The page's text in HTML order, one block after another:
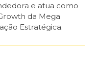
e atua como
da Mega
Estratégica.